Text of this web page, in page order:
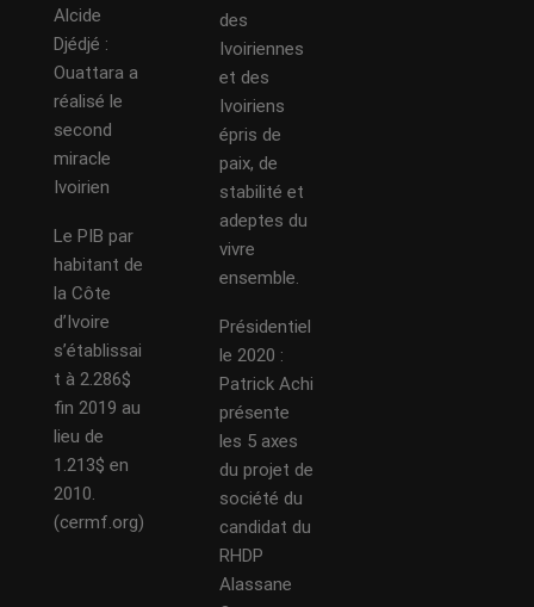
Alcide
Djédjé :
Ouattara a
réalisé le
second
miracle
Ivoirien
Le PIB par
habitant de
la Côte
d’Ivoire
s’établissai
t à 2.286$
fin 2019 au
lieu de
1.213$ en
2010.
(cermf.org)
des
Ivoiriennes
et des
Ivoiriens
épris de
paix, de
stabilité et
adeptes du
vivre
ensemble.
Présidentiel
le 2020 :
Patrick Achi
présente
les 5 axes
du projet de
société du
candidat du
RHDP
Alassane